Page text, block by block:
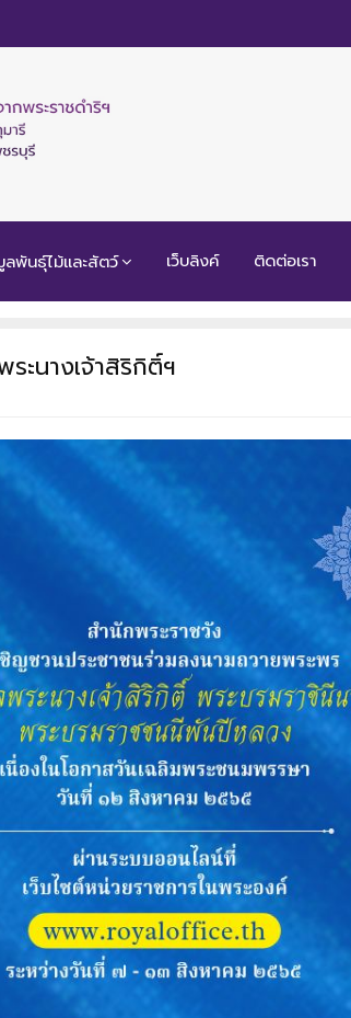
ลพันธุ์ไม้และสัตว์ เว็บลิงค์ ติดต่อเรา
ะนางเจ้าสิริกิติ์ฯ